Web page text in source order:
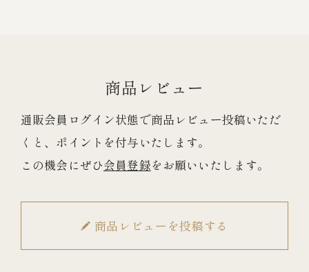
伊勢海老料理一覧
季節限定商品
商品レビュー
通販会員ログイン状態で商品レビュー投稿いただ
くと、ポイントを付与いたします。
この機会にぜひ会員登録をお願いいたします。
商品レビューを投稿する